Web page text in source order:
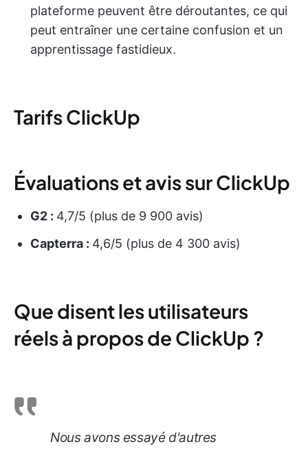
plateforme peuvent être déroutantes, ce qui
peut entraîner une certaine confusion et un
apprentissage fastidieux.
Tarifs ClickUp
Évaluations et avis sur ClickUp
G2 : 4,7/5 (plus de 9 900 avis)
Capterra : 4,6/5 (plus de 4 300 avis)
Que disent les utilisateurs
réels à propos de ClickUp ?
Nous avons essayé d'autres